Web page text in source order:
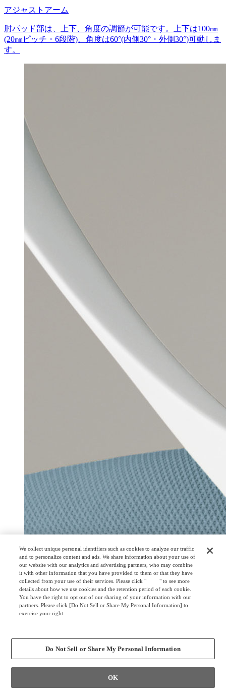
アジャストアーム
肘パッド部は、上下、角度の調節が可能です。上下は100㎜
(20㎜ピッチ・6段階)、角度は60°(内側30°・外側30°)可動しま
す。
We collect unique personal identifiers such as cookies to analyze our traffic
and to personalize content and ads. We share information about your use of
our website with our analytics and advertising partners, who may combine
it with other information that you have provided to them or that they have
collected from your use of their services. Please click "
here" to see more
details about how we use cookies and the retention period of each cookie.
You have the right to opt out of our sharing of your information with our
partners. Please click [Do Not Sell or Share My Personal Information] to
exercise your right.
Do Not Sell or Share My Personal Information
OK